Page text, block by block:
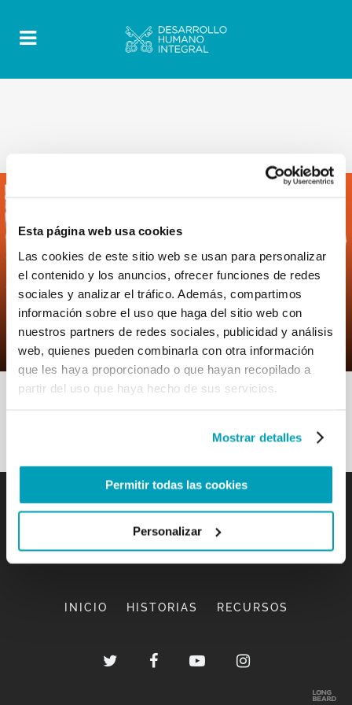
Esta página web usa cookies
Las cookies de este sitio web se usan para personalizar
el contenido y los anuncios, ofrecer funciones de redes
sociales y analizar el tráfico. Además, compartimos
información sobre el uso que haga del sitio web con
nuestros partners de redes sociales, publicidad y análisis
web, quienes pueden combinarla con otra información
que les haya proporcionado o que hayan recopilado a
partir del uso que haya hecho de sus servicios.
Mostrar detalles
Permitir todas las cookies
Personalizar
7 Junio 2022| ByMrclient | 0
Comments |
Construir el futuro con los migrantes y
los refugiados: un futuro para todos
INICIO HISTORIAS RECURSOS